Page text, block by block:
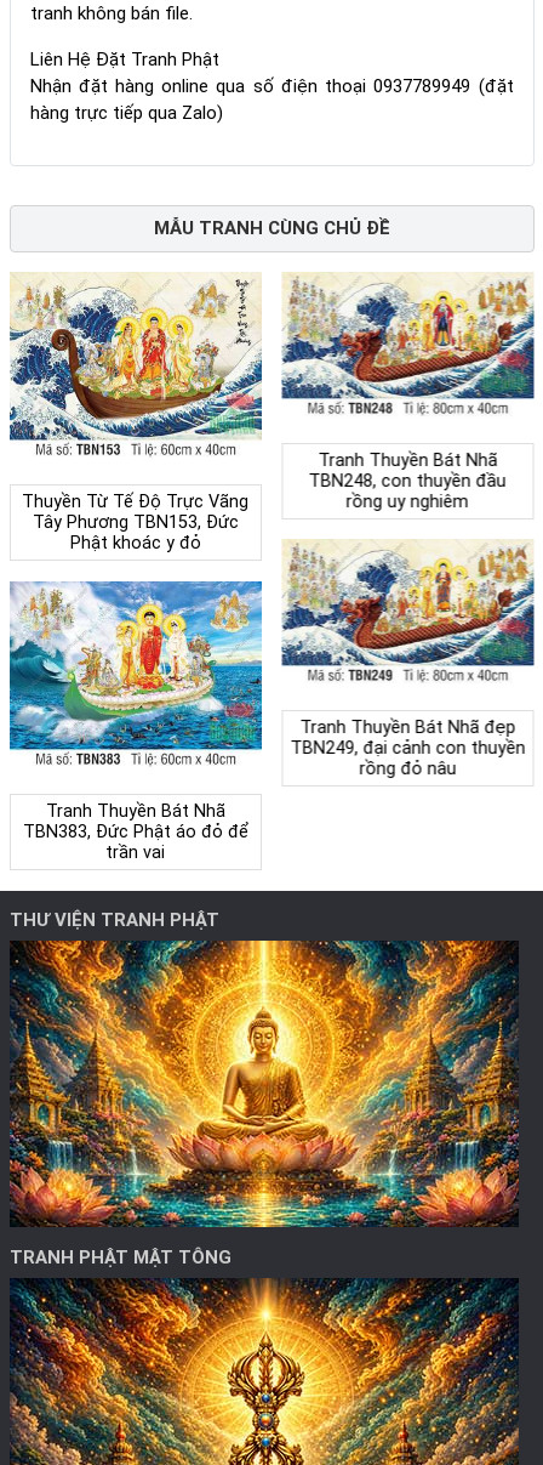
tranh không bán file.
Liên Hệ Đặt Tranh Phật
Nhận đặt hàng online qua số điện thoại 0937789949 (đặt
hàng trực tiếp qua Zalo)
MẪU TRANH CÙNG CHỦ ĐỀ
Thuyền Từ Tế Độ Trực Vãng
Tây Phương TBN153, Đức
Phật khoác y đỏ
Tranh Thuyền Bát Nhã
TBN248, con thuyền đầu
rồng uy nghiêm
Tranh Thuyền Bát Nhã đẹp
TBN249, đại cảnh con thuyền
rồng đỏ nâu
Tranh Thuyền Bát Nhã
TBN383, Đức Phật áo đỏ để
trần vai
THƯ VIỆN TRANH PHẬT
TRANH PHẬT MẬT TÔNG